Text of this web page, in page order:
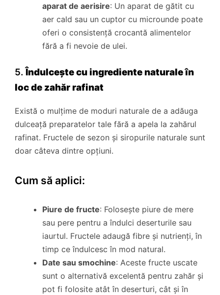
aparat de aerisire: Un aparat de gătit cu
aer cald sau un cuptor cu microunde poate
oferi o consistență crocantă alimentelor
fără a fi nevoie de ulei.
5.Îndulcește cu ingrediente naturale în
loc de zahăr rafinat
Există o mulțime de moduri naturale de a adăuga
dulceață preparatelor tale fără a apela la zahărul
rafinat. Fructele de sezon și siropurile naturale sunt
doar câteva dintre opțiuni.
Cum să aplici:
Piure de fructe: Folosește piure de mere
sau pere pentru a îndulci deserturile sau
iaurtul. Fructele adaugă fibre și nutrienți, în
timp ce îndulcesc în mod natural.
Date sau smochine: Aceste fructe uscate
sunt o alternativă excelentă pentru zahăr și
pot fi folosite atât în deserturi, cât și în